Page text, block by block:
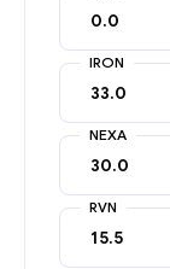
IRON
NEXA
RVN